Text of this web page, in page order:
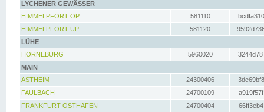
LYCHENER GEWÄSSER
HIMMELPFORT OP
581110
HIMMELPFORT UP
581120
LÜHE
HORNEBURG
5960020
MAIN
ASTHEIM
24300406
FAULBACH
24700109
FRANKFURT OSTHAFEN
24700404